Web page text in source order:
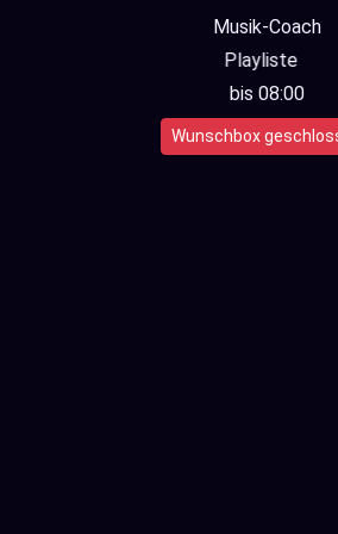
Musik-Coach
Playliste
bis 08:00
Wunschbox